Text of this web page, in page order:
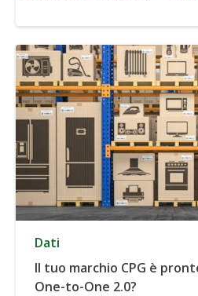
Dati
Il tuo marchio CPG è
One-to-One 2.0?